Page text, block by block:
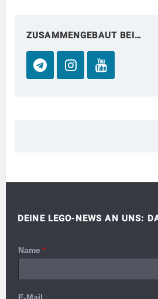
ZUSAMMENGEBAUT BEI…
DEINE LEGO-NEWS AN UNS:
Name *